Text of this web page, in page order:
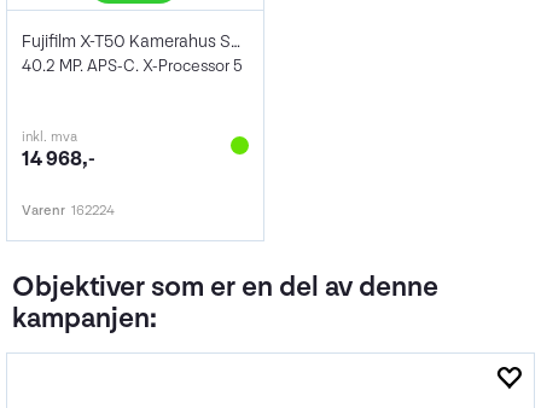
Fujifilm X-T50 Kamerahus Sølv
40.2 MP. APS-C. X-Processor 5
inkl. mva
14 968,-
Varenr 162224
Objektiver som er en del av denne
kampanjen: